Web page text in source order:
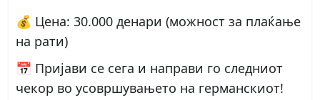
💰 Цена: 30.000 денари (можност за плаќање
на рати)
📅 Пријави се сега и направи го следниот
чекор во усовршувањето на германскиот!